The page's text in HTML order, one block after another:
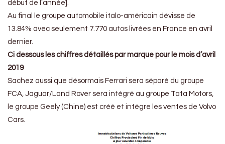
début de l’année].
Au final le groupe automobile italo-américain dévisse de
13.84% avec seulement 7.770 autos livrées en France en avril
dernier.
Ci dessous les chiffres détaillés par marque pour le mois d’avril
2019
Sachez aussi que désormais Ferrari sera séparé du groupe
FCA, Jaguar/Land Rover sera intégré au groupe Tata Motors,
le groupe Geely (Chine) est créé et intégre les ventes de Volvo
Cars.